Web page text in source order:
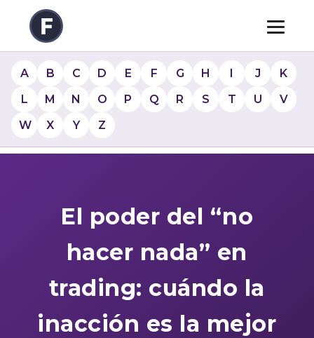
A B C D E F G H I J
K
L
M N O P Q R S T U
V
W
X Y Z
El poder del “no
hacer nada” en
trading: cuándo la
inacción es la mejor